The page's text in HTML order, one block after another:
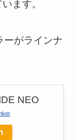
ます。
ーがラインナ
NEO